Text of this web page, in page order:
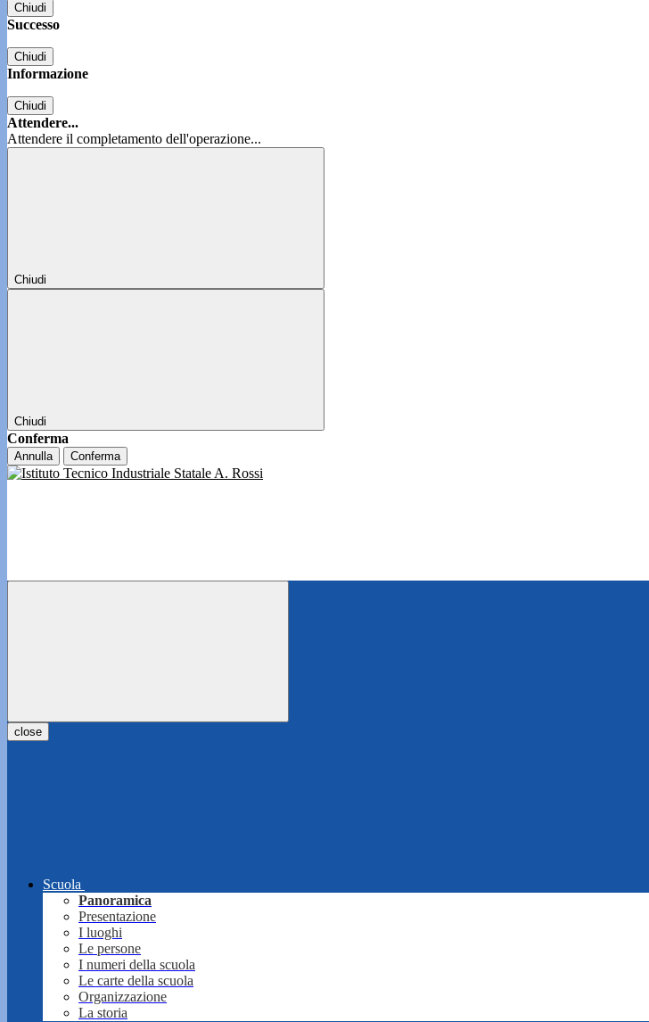
Chiudi
Successo
Chiudi
Informazione
Chiudi
Attendere...
Attendere il completamento dell'operazione...
Chiudi
Chiudi
Conferma
Annulla Conferma
close
Scuola
Panoramica
Presentazione
I luoghi
Le persone
I numeri della scuola
Le carte della scuola
Organizzazione
La storia